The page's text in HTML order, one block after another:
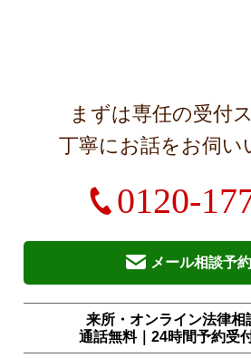
まずは専任の受付
丁寧にお話をお伺い
0120-
メール相談予
来所・オンライン法律相
通話無料｜24時間予約受付